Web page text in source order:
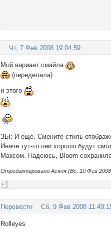
Чт, 7 Фев 2008 19:04:59
Мой вариант смайла
(переделала)
и этого
ЗЫ: И еще. Смените стиль
Иначе тут-то они хорошо будут
Максом. Надеюсь, Bloom
Отредактировано Асяня (Вс, 10 Фев 2008
+1
Перевести Сб, 9 Фев 2008
Rolleyes